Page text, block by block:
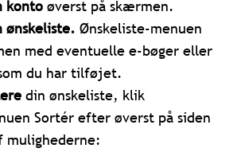
kontoøverst på skærmen.
ønskeliste. Ønskeliste-menuen
med eventuelle e-bøger eller
du har tilføjet.
din ønskeliste, klik
Sortér efter øverst på siden
mulighederne: